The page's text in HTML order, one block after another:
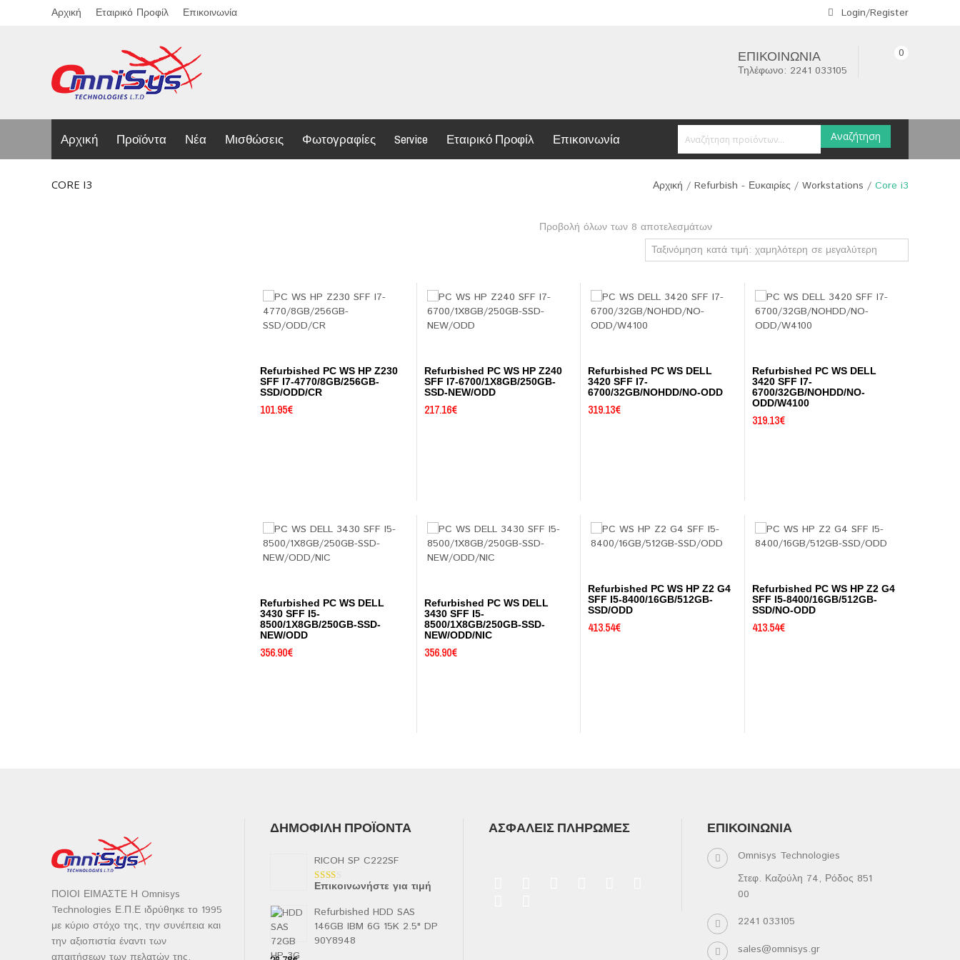
Αρχική Εταιρικό Προφίλ Επικοινωνία Login/Register
ΕΠΙΚΟΙΝΩΝΊΑ
Τηλέφωνο: 2241 033105
0
Αρχική Προϊόντα Νέα Μισθώσεις Φωτογραφίες Service Εταιρικό Προφίλ Επικοινωνία Αναζήτηση
CORE I3 Αρχική / Refurbish - Ευκαιρίες / Workstations / Core i3
Προβολή όλων των 8 αποτελεσμάτων
Ταξινόμηση κατά τιμή: χαμηλότερη σε μεγαλύτερη
Refurbished PC WS HP Z230
SFF I7-4770/8GB/256GB-
SSD/ODD/CR
101.95€
Refurbished PC WS HP Z240
SFF I7-6700/1X8GB/250GB-
SSD-NEW/ODD
217.16€
Refurbished PC WS DELL
3420 SFF I7-
6700/32GB/NOHDD/NO-ODD
319.13€
Refurbished PC WS DELL
3420 SFF I7-
6700/32GB/NOHDD/NO-
ODD/W4100
319.13€
Refurbished PC WS DELL
3430 SFF I5-
8500/1X8GB/250GB-SSD-
NEW/ODD
356.90€
Refurbished PC WS DELL
3430 SFF I5-
8500/1X8GB/250GB-SSD-
NEW/ODD/NIC
356.90€
Refurbished PC WS HP Z2 G4
SFF I5-8400/16GB/512GB-
SSD/ODD
413.54€
Refurbished PC WS HP Z2 G4
SFF I5-8400/16GB/512GB-
SSD/NO-ODD
413.54€
ΠΟΙΟΙ ΕΙΜΑΣΤΕ Η Omnisys
Technologies Ε.Π.Ε ιδρύθηκε το 1995
με κύριο στόχο της, την συνέπεια και
την αξιοπιστία έναντι των
απαιτήσεων των πελατών της.
ΔΗΜΟΦΙΛΉ ΠΡΟΪΌΝΤΑ
RICOH SP C222SF
Βαθμολογήθηκε
2.00
από
5
Επικοινωνήστε για τιμή
Refurbished HDD SAS
146GB IBM 6G 15K 2.5" DP
90Y8948
ΑΣΦΑΛΕΊΣ ΠΛΗΡΩΜΈΣ ΕΠΙΚΟΙΝΩΝΊΑ
Omnisys Technologies
Στεφ. Καζούλη 74, Ρόδος 851
00
2241 033105
sales@omnisys.gr